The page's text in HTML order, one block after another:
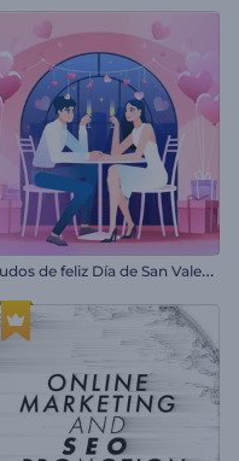
S
aludos de feliz Día de San Valentín